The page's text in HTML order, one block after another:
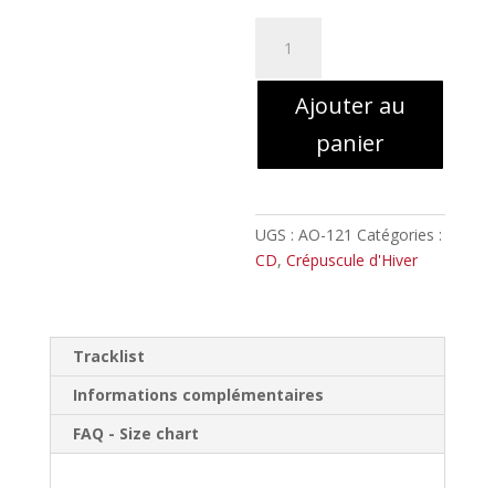
Crépuscule
d'Hiver
Noireglaces
et
Sinistres
Digipack
Ajouter au
panier
UGS :AO-121 Catégories :
CD,Crépuscule d'Hiver
Tracklist
Informations complémentaires
FAQ - Size chart